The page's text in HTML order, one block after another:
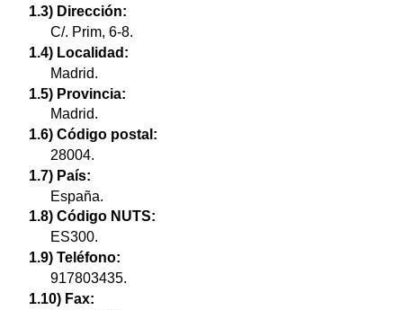
1.3) Dirección:
C/. Prim, 6-8.
1.4) Localidad:
Madrid.
1.5) Provincia:
Madrid.
1.6) Código postal:
28004.
1.7) País:
España.
1.8) Código NUTS:
ES300.
1.9) Teléfono:
917803435.
1.10) Fax: